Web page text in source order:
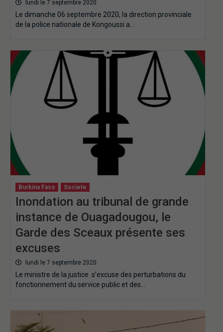
lundi le 7 septembre 2020
Le dimanche 06 septembre 2020, la direction provinciale
de la police nationale de Kongoussi a…
Burkina Faso Societe
Inondation au tribunal de grande
instance de Ouagadougou, le
Garde des Sceaux présente ses
excuses
lundi le 7 septembre 2020
Le ministre de la justice s’excuse des perturbations du
fonctionnement du service public et des…